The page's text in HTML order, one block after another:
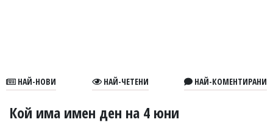
В
НАЙ-НОВИ НАЙ-ЧЕТЕНИ НАЙ-КОМЕНТИРАНИ
Кой има имен ден на 4 юни